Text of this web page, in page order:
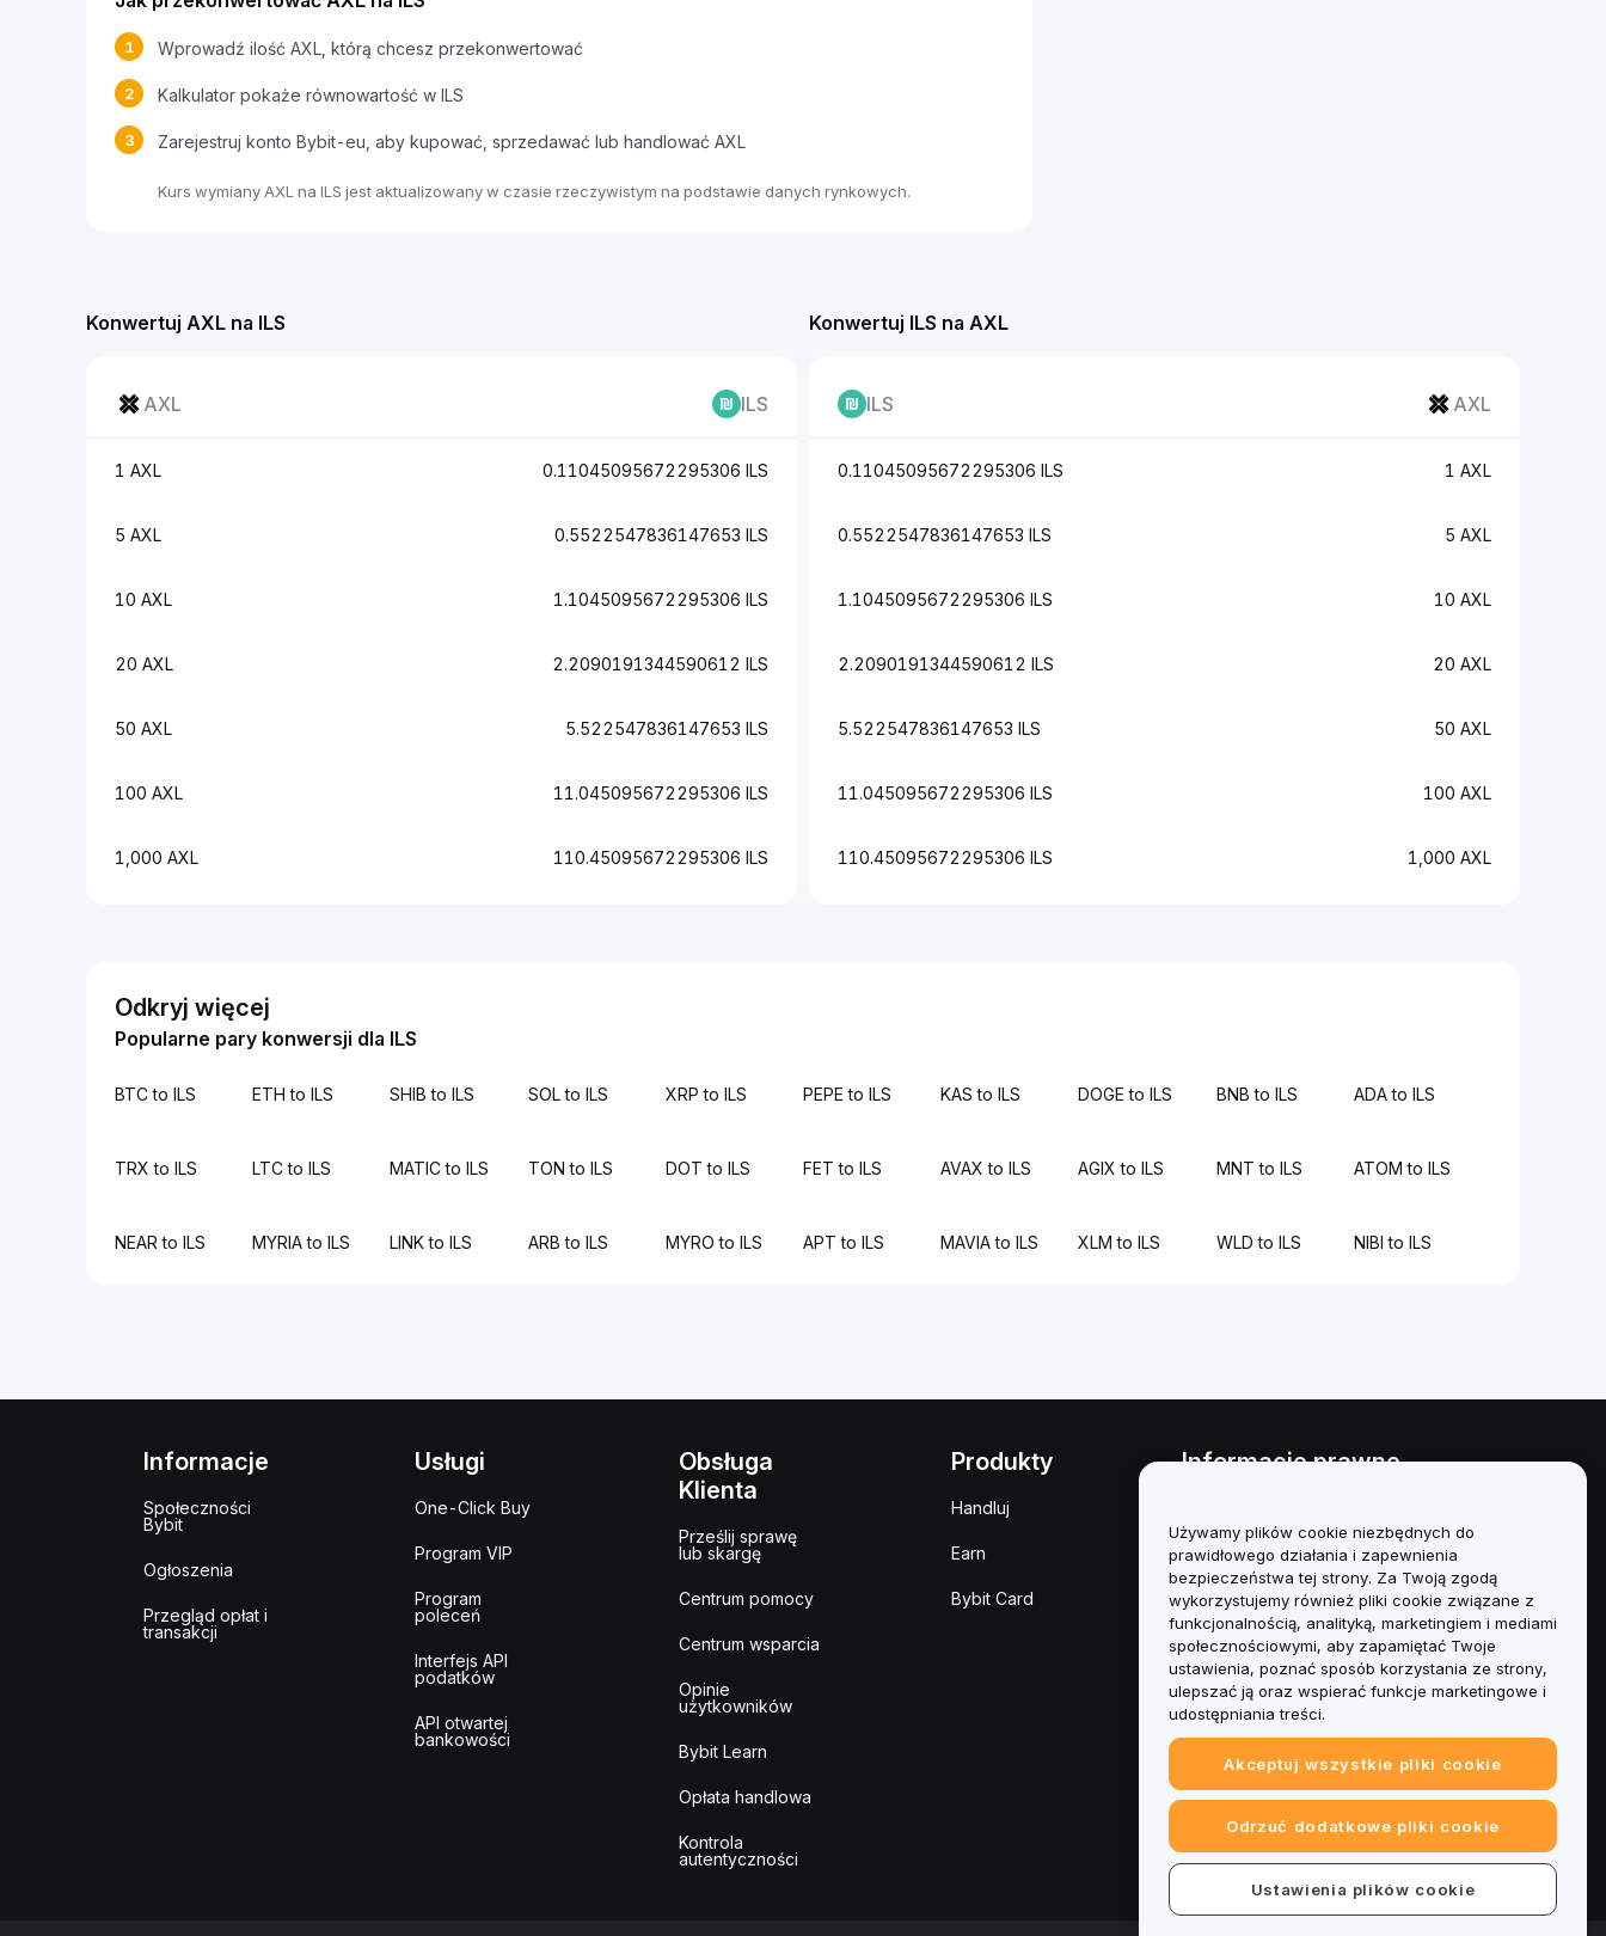
1 Wprowadź ilość AXL, którą chcesz przekonwertować
2 Kalkulator pokaże równowartość w ILS
3 Zarejestruj konto Bybit-eu, aby kupować, sprzedawać lub handlować AXL
Kurs wymiany AXL na ILS jest aktualizowany w czasie rzeczywistym na podstawie danych rynkowych.
Konwertuj AXL na ILS
AXL ILS
1 AXL 0.11045095672295306 ILS
5 AXL 0.5522547836147653 ILS
10 AXL 1.1045095672295306 ILS
20 AXL 2.2090191344590612 ILS
50 AXL 5.522547836147653 ILS
100 AXL 11.045095672295306 ILS
1,000 AXL 110.45095672295306 ILS
Konwertuj ILS na AXL
ILS AXL
0.11045095672295306 ILS 1 AXL
0.5522547836147653 ILS 5 AXL
1.1045095672295306 ILS 10 AXL
2.2090191344590612 ILS 20 AXL
5.522547836147653 ILS 50 AXL
11.045095672295306 ILS 100 AXL
110.45095672295306 ILS 1,000 AXL
Odkryj więcej
Popularne pary konwersji dla ILS
BTC to ILS ETH to ILS SHIB to ILS SOL to ILS XRP to ILS PEPE to ILS KAS to ILS DOGE to ILS BNB to ILS ADA to ILS
TRX to ILS LTC to ILS MATIC to ILS TON to ILS DOT to ILS FET to ILS AVAX to ILS AGIX to ILS MNT to ILS ATOM to ILS
NEAR to ILS MYRIA to ILS LINK to ILS ARB to ILS MYRO to ILS APT to ILS MAVIA to ILS XLM to ILS WLD to ILS NIBI to ILS
Informacje
Społeczności
Bybit
Ogłoszenia
Przegląd opłat i
transakcji
Usługi
One-Click Buy
Program VIP
Program
poleceń
Interfejs API
podatków
API otwartej
bankowości
Obsługa
Klienta
Prześlij sprawę
lub skargę
Centrum pomocy
Centrum wsparcia
Opinie
użytkowników
Bybit Learn
Opłata handlowa
Kontrola
autentyczności
Produkty
Handluj
Earn
Bybit Card
Informacje prawne
interesów
Podsumowanie polityki
powiernictwa i zarządzania
Informacje ESG
Biuletyny informacyjne
kryptoaktywów
Używamy plików cookie niezbędnych do
prawidłowego działania i zapewnienia
bezpieczeństwa tej strony. Za Twoją zgodą
wykorzystujemy również pliki cookie związane z
funkcjonalnością, analityką, marketingiem i mediami
społecznościowymi, aby zapamiętać Twoje
ustawienia, poznać sposób korzystania ze strony,
ulepszać ją oraz wspierać funkcje marketingowe i
udostępniania treści.
Akceptuj wszystkie pliki cookie
Odrzuć dodatkowe pliki cookie
Ustawienia plików cookie